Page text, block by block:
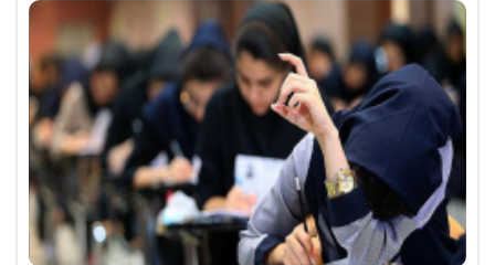
از امسال ادغام و قبل از خرداد سال آینده برگزار می شود.